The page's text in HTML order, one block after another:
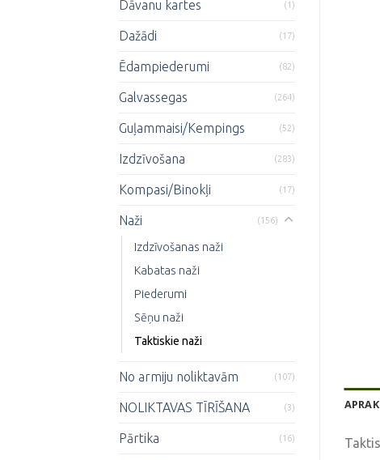
Dāvanu kartes (1)
Dažādi (17)
Ēdampiederumi (82)
Galvassegas (264)
Guļammaisi/Kempings (52)
Izdzīvošana (283)
Kompasi/Binokļi (17)
Naži (156)
Izdzīvošanas naži
Kabatas naži
Piederumi
Sēņu naži
Taktiskie naži
No armiju noliktavām (107)
NOLIKTAVAS TĪRĪŠANA (3)
Pārtika (16)